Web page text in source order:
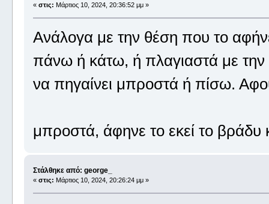
« στις: Μάρτιος 10, 2024, 20:36:52 μμ »
Ανάλογα με την θέση που το
πάνω ή κάτω, ή πλαγιαστά με
να πηγαίνει μπροστά ή πίσω.
μπροστά, άφηνε το εκεί το βράδυ
Στάλθηκε από: george_
« στις: Μάρτιος 10, 2024, 20:26:24 μμ »